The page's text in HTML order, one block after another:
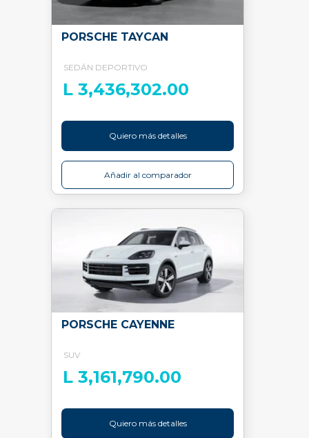
PORSCHE TAYCAN
SEDÁN DEPORTIVO
L 3,436,302.00
Quiero más detalles
Añadir al comparador
PORSCHE CAYENNE
SUV
L 3,161,790.00
Quiero más detalles